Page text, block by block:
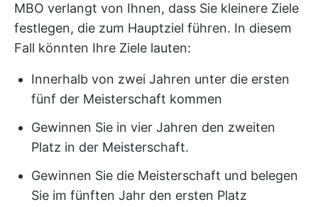
MBO verlangt von Ihnen, dass Sie kleinere Ziele
festlegen, die zum Hauptziel führen. In diesem
Fall könnten Ihre Ziele lauten:
Innerhalb von zwei Jahren unter die ersten
fünf der Meisterschaft kommen
Gewinnen Sie in vier Jahren den zweiten
Platz in der Meisterschaft.
Gewinnen Sie die Meisterschaft und belegen
Sie im fünften Jahr den ersten Platz